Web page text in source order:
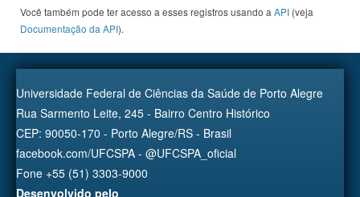
Você também pode ter acesso a esses registros usando a API (veja
Documentação da API).
Universidade Federal de Ciências da Saúde de Porto Alegre
Rua Sarmento Leite, 245 - Bairro Centro Histórico
CEP: 90050-170 - Porto Alegre/RS - Brasil
facebook.com/UFCSPA - @UFCSPA_oficial
Fone +55 (51) 3303-9000
Desenvolvido pelo